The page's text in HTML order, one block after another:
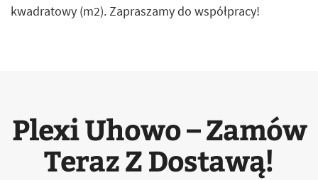
kwadratowy (m2). Zapraszamy do współpracy!
Plexi Uhowo – Zamów
Teraz Z Dostawą!